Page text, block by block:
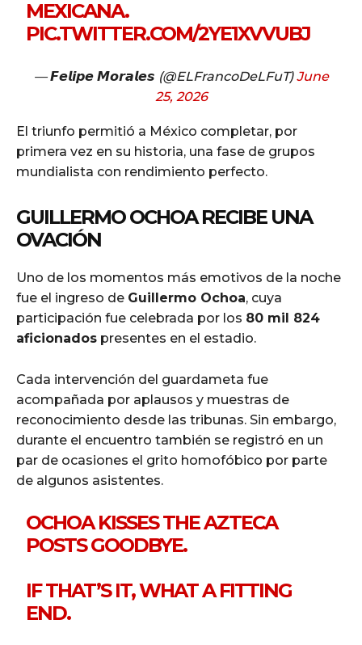
MEXICANA.
PIC.TWITTER.COM/2YE1XVVUBJ
— 𝙁𝙚𝙡𝙞𝙥𝙚 𝙈𝙤𝙧𝙖𝙡𝙚𝙨 (@ELFrancoDeLFuT)June
25, 2026
El triunfo permitió a México completar, por
primera vez en su historia, una fase de grupos
mundialista con rendimiento perfecto.
GUILLERMO OCHOA RECIBE UNA
OVACIÓN
Uno de los momentos más emotivos de la noche
fue el ingreso de Guillermo Ochoa, cuya
participación fue celebrada por los 80 mil 824
aficionados presentes en el estadio.
Cada intervención del guardameta fue
acompañada por aplausos y muestras de
reconocimiento desde las tribunas. Sin embargo,
durante el encuentro también se registró en un
par de ocasiones el grito homofóbico por parte
de algunos asistentes.
OCHOA KISSES THE AZTECA
POSTS GOODBYE.
IF THAT’S IT, WHAT A FITTING
END.